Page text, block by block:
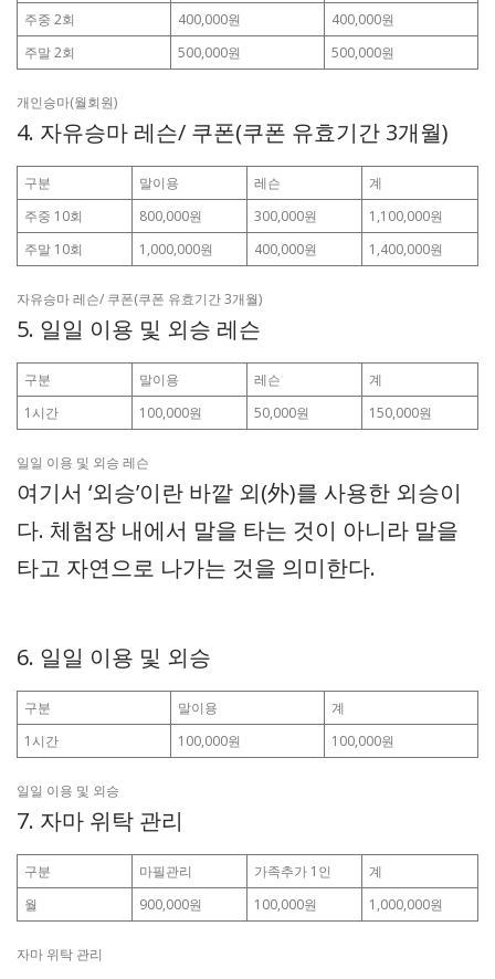
주중 2회
400,000원
400,000원
주말 2회
500,000원 500,000원
개인승마(월회원)
4. 자유승마 레슨/ 쿠폰(쿠폰 유효기간 3개월)
구분 말이용 레슨
계
주중 10회
800,000원 300,000원
1,100,000원
주말 10회
1,000,000원 400,000원 1,400,000원
자유승마 레슨/ 쿠폰(쿠폰 유효기간 3개월)
5. 일일 이용 및 외승 레슨
구분 말이용 레슨
계
1시간
100,000원 50,000원 150,000원
일일 이용 및 외승 레슨
여기서 ‘외승’이란 바깥 외(外)를 사용한 외승이
다. 체험장 내에서 말을 타는 것이 아니라 말을
타고 자연으로 나가는 것을 의미한다.
6. 일일 이용 및 외승
구분 말이용
계
1시간
100,000원 100,000원
일일 이용 및 외승
7. 자마 위탁 관리
구분 마필관리 가족추가 1인
계
월
900,000원 100,000원 1,000,000원
자마 위탁 관리